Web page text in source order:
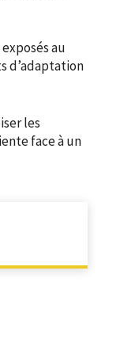
au
d’adaptation
les
face à un